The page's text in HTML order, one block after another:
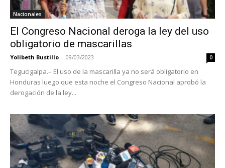
Nacionales
El Congreso Nacional deroga la ley del uso
obligatorio de mascarillas
Yolibeth Bustillo - 09/03/2023 0
Tegucigalpa.– El uso de la mascarilla ya no será obligatorio en
Honduras luego que esta noche el Congreso Nacional aprobó la
derogación de la ley...